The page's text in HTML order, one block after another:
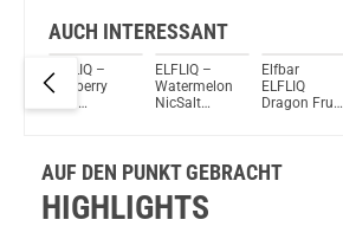
AUCH INTERESSANT
ELFLIQ –
Blueberry
ELFBAR
ELFLIQ –
Watermelon
NicSalt
Elfbar
ELFLIQ
Dragon Fruit
AUF DEN PUNKT GEBRACHT
HIGHLIGHTS